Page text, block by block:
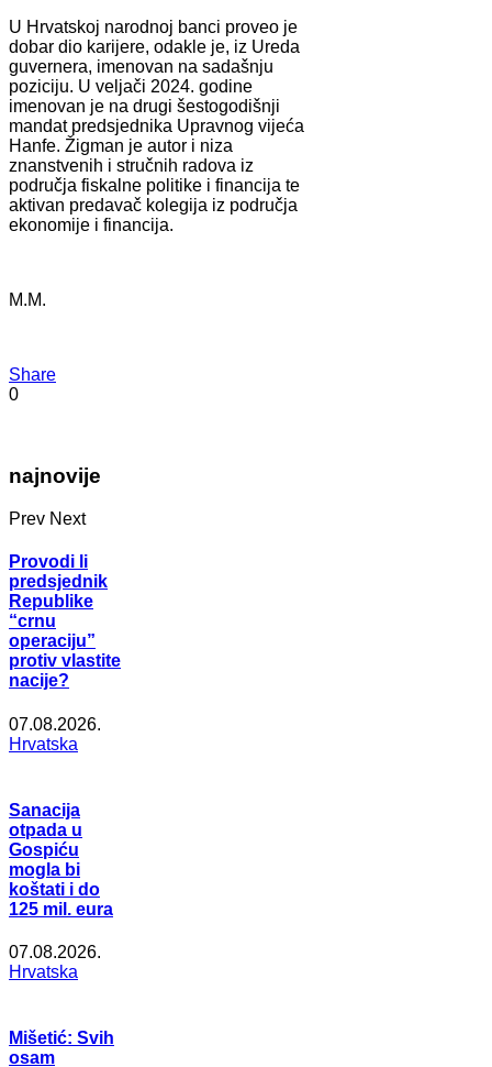
U Hrvatskoj narodnoj banci proveo je
dobar dio karijere, odakle je, iz Ureda
guvernera, imenovan na sadašnju
poziciju. U veljači 2024. godine
imenovan je na drugi šestogodišnji
mandat predsjednika Upravnog vijeća
Hanfe. Žigman je autor i niza
znanstvenih i stručnih radova iz
područja fiskalne politike i financija te
aktivan predavač kolegija iz područja
ekonomije i financija.
M.M.
Share
0
najnovije
Prev Next
Provodi li
predsjednik
Republike
“crnu
operaciju”
protiv vlastite
nacije?
07.08.2026.
Hrvatska
Sanacija
otpada u
Gospiću
mogla bi
koštati i do
125 mil. eura
07.08.2026.
Hrvatska
Mišetić: Svih
osam